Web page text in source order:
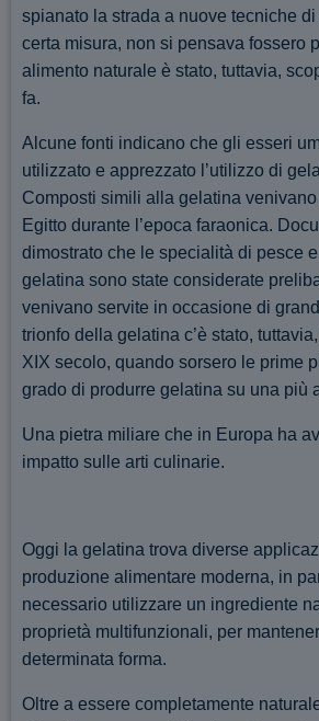
spianato la strada a nuove tecniche
certa misura, non si pensava fossero
alimento naturale è stato, tuttavia,
fa.
Alcune fonti indicano che gli esseri
utilizzato e apprezzato l’utilizzo di
Composti simili alla gelatina
Egitto durante l’epoca faraonica.
dimostrato che le specialità di pesce
gelatina sono state considerate
venivano servite in occasione di
trionfo della gelatina c’è stato,
XIX secolo, quando sorsero le prime
grado di produrre gelatina su una più
Una pietra miliare che in Europa ha
impatto sulle arti culinarie.
Oggi la gelatina trova diverse
produzione alimentare moderna, in
necessario utilizzare un ingrediente
proprietà multifunzionali, per
determinata forma.
Oltre a essere completamente